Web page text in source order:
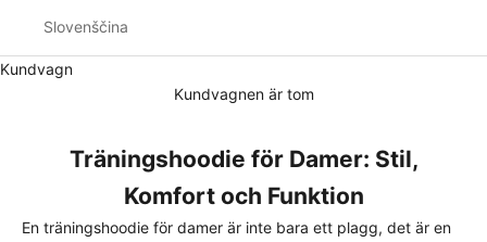
Slovenščina
Kundvagn
Kundvagnen är tom
Träningshoodie för Damer: Stil,
Komfort och Funktion
En träningshoodie för damer är inte bara ett plagg, det är en